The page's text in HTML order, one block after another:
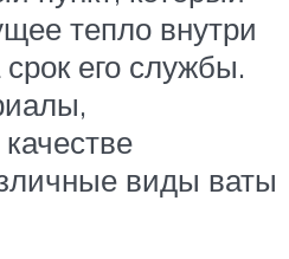
тепло внутри
его службы.
виды ваты